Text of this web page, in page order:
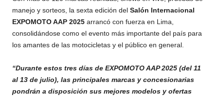
manejo y sorteos, la sexta edición del Salón Internacional
EXPOMOTO AAP 2025 arrancó con fuerza en Lima,
consolidándose como el evento más importante del país para
los amantes de las motocicletas y el público en general.
“Durante estos tres días de EXPOMOTO AAP 2025 (del 11
al 13 de julio), las principales marcas y concesionarias
pondrán a disposición sus mejores modelos y ofertas